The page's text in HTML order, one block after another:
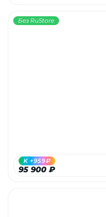
Без RuStore
95 900 ₽
K +959₽